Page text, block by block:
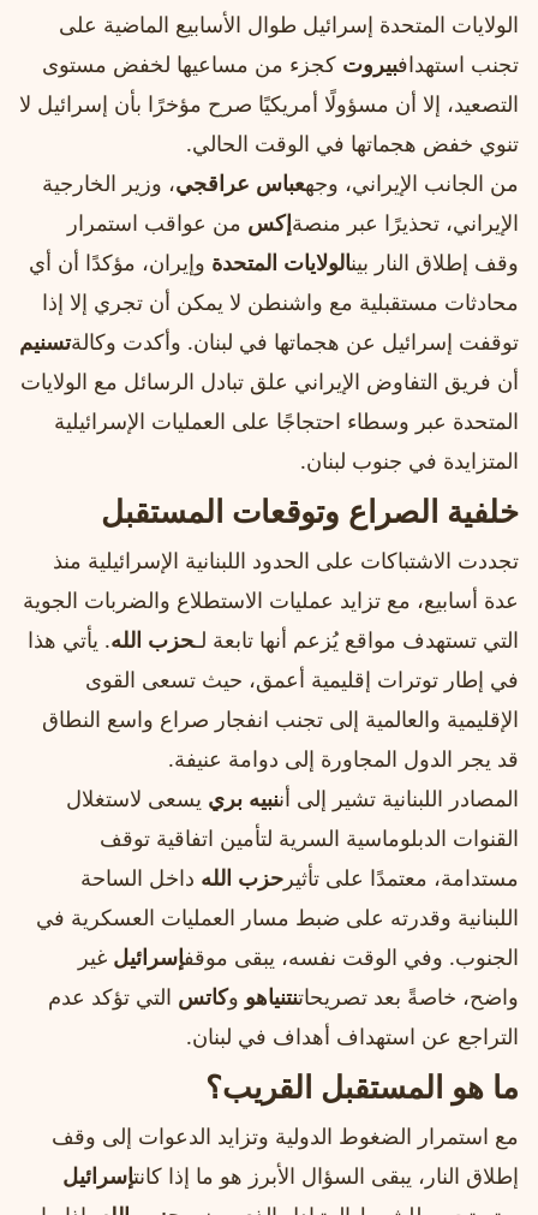
الولايات المتحدة إسرائيل طوال الأسابيع الماضية على
تجنب استهدافبيروت كجزء من مساعيها لخفض مستوى
التصعيد، إلا أن مسؤولًا أمريكيًا صرح مؤخرًا بأن إسرائيل لا
تنوي خفض هجماتها في الوقت الحالي.
من الجانب الإيراني، وجهعباس عراقجي، وزير الخارجية
الإيراني، تحذيرًا عبر منصةإكس من عواقب استمرار
وقف إطلاق النار بينالولايات المتحدة وإيران، مؤكدًا أن أي
محادثات مستقبلية مع واشنطن لا يمكن أن تجري إلا إذا
توقفت إسرائيل عن هجماتها في لبنان. وأكدت وكالةتسنيم
أن فريق التفاوض الإيراني علق تبادل الرسائل مع الولايات
المتحدة عبر وسطاء احتجاجًا على العمليات الإسرائيلية
المتزايدة في جنوب لبنان.
خلفية الصراع وتوقعات المستقبل
تجددت الاشتباكات على الحدود اللبنانية الإسرائيلية منذ
عدة أسابيع، مع تزايد عمليات الاستطلاع والضربات الجوية
التي تستهدف مواقع يُزعم أنها تابعة لـحزب الله. يأتي هذا
في إطار توترات إقليمية أعمق، حيث تسعى القوى
الإقليمية والعالمية إلى تجنب انفجار صراع واسع النطاق
قد يجر الدول المجاورة إلى دوامة عنيفة.
المصادر اللبنانية تشير إلى أننبيه بري يسعى لاستغلال
القنوات الدبلوماسية السرية لتأمين اتفاقية توقف
مستدامة، معتمدًا على تأثير حزب الله داخل الساحة
اللبنانية وقدرته على ضبط مسار العمليات العسكرية في
الجنوب. وفي الوقت نفسه، يبقى موقفإسرائيل غير
واضح، خاصةً بعد تصريحاتنتنياهو وكاتس التي تؤكد عدم
التراجع عن استهداف أهداف في لبنان.
ما هو المستقبل القريب؟
مع استمرار الضغوط الدولية وتزايد الدعوات إلى وقف
إطلاق النار، يبقى السؤال الأبرز هو ما إذا كانتإسرائيل